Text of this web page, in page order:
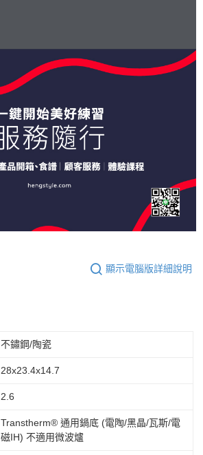
顯示電腦版詳細說明
不鏽鋼/陶瓷
28x23.4x14.7
2.6
Transtherm® 通用鍋底 (電陶/黑晶/瓦斯/電
磁IH) 不適用微波爐